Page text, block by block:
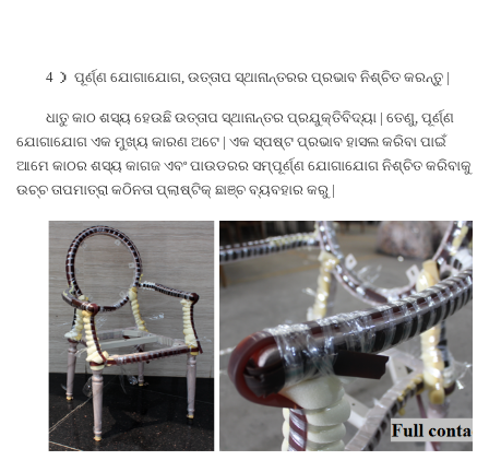
4） ପୂର୍ଣ୍ଣ ଯୋଗାଯୋଗ, ଉତ୍ତାପ ସ୍ଥାନାନ୍ତରର ପ୍ରଭାବ ନିଶ୍ଚିତ କରନ୍ତୁ |
ଧାତୁ କାଠ ଶସ୍ୟ ହେଉଛି ଉତ୍ତାପ ସ୍ଥାନାନ୍ତର ପ୍ରଯୁକ୍ତିବିଦ୍ୟା | ତେଣୁ, ପୂର୍ଣ୍ଣ
ଯୋଗାଯୋଗ ଏକ ମୁଖ୍ୟ କାରଣ ଅଟେ | ଏକ ସ୍ପଷ୍ଟ ପ୍ରଭାବ ହାସଲ କରିବା ପାଇଁ
ଆମେ କାଠର ଶସ୍ୟ କାଗଜ ଏବଂ ପାଉଡରର ସମ୍ପୂର୍ଣ୍ଣ ଯୋଗାଯୋଗ ନିଶ୍ଚିତ କରିବାକୁ
ଉଚ୍ଚ ତାପମାତ୍ରା କଠିନତା ପ୍ଲାଷ୍ଟିକ୍ ଛାଞ୍ଚ ବ୍ୟବହାର କରୁ |